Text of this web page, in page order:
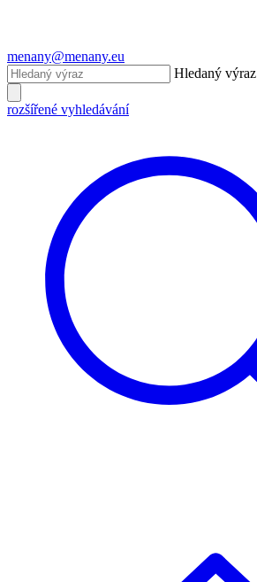
menany@menany.eu
Hledaný výraz
rozšířené vyhledávání